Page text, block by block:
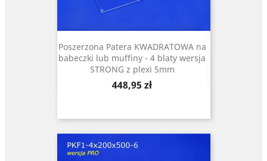
Poszerzona Patera KWADRATOWA na
babeczki lub muffiny - 4 blaty wersja
STRONG z plexi 5mm
Cena
448,95 zł